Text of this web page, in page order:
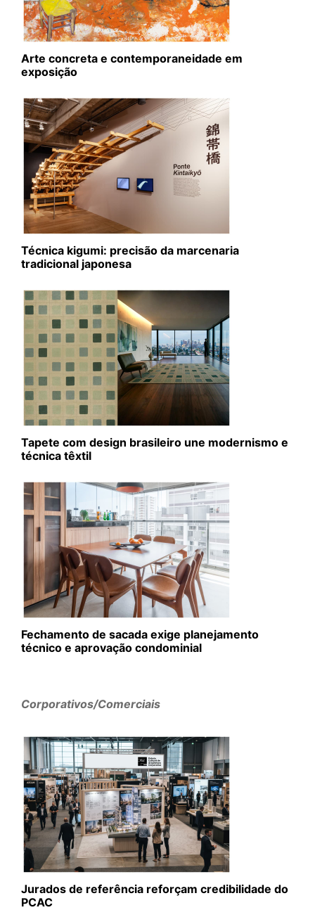
Arte concreta e contemporaneidade em
exposição
Técnica kigumi: precisão da marcenaria
tradicional japonesa
Tapete com design brasileiro une modernismo e
técnica têxtil
Fechamento de sacada exige planejamento
técnico e aprovação condominial
Corporativos/Comerciais
Jurados de referência reforçam credibilidade do
PCAC